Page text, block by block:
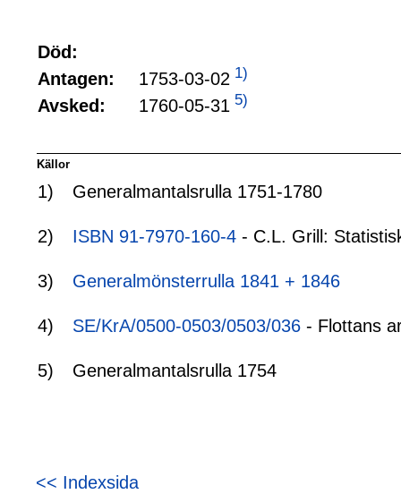
Död:
Antagen:
1753-03-02 1)
Avsked: 1760-05-31 5)
Källor
1) Generalmantalsrulla 1751-1780
2) ISBN 91-7970-160-4 - C.L. Grill:
3) Generalmönsterrulla 1841 + 1846
4) SE/KrA/0500-0503/0503/036 - Flottans
5) Generalmantalsrulla 1754
<< Indexsida